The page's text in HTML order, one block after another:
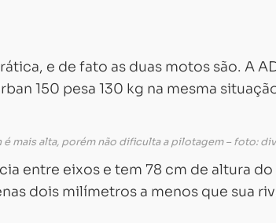
e de fato as duas motos são. A
150 pesa 130 kg na mesma
é mais alta, porém não dificulta a pilotagem – foto:
entre eixos e tem 78 cm de altura
dois milímetros a menos que sua